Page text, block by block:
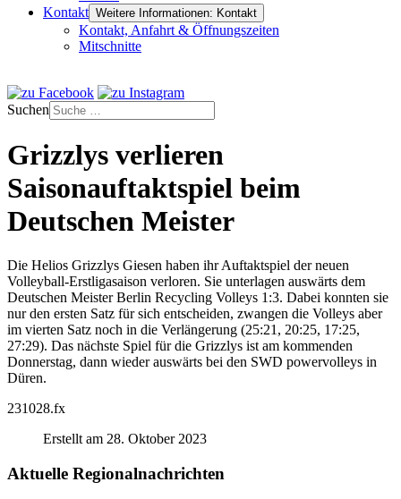
Kontakt Weitere Informationen: Kontakt
Kontakt, Anfahrt & Öffnungszeiten
Mitschnitte
Suchen
Grizzlys verlieren
Saisonauftaktspiel beim
Deutschen Meister
Die Helios Grizzlys Giesen haben ihr Auftaktspiel der neuen
Volleyball-Erstligasaison verloren. Sie unterlagen auswärts dem
Deutschen Meister Berlin Recycling Volleys 1:3. Dabei konnten sie
nur den ersten Satz für sich entscheiden, zwangen die Volleys aber
im vierten Satz noch in die Verlängerung (25:21, 20:25, 17:25,
27:29). Das nächste Spiel für die Grizzlys ist am kommenden
Donnerstag, dann wieder auswärts bei den SWD powervolleys in
Düren.
231028.fx
Erstellt am 28. Oktober 2023
Aktuelle Regionalnachrichten